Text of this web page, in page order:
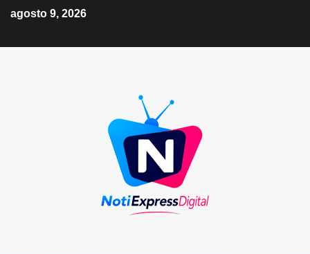
agosto 9, 2026